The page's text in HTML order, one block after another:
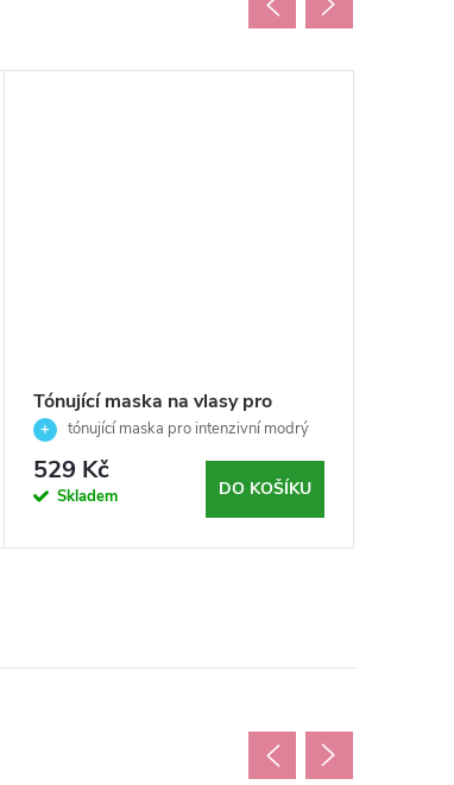
Tónující maska na vlasy pro
intenzivní modrý odstín ( Blue
190) - Nutri Color - Revlon
Professional -100ml
tónující maska pro intenzivní modrý
odstín (Blue 190) ✨
529 Kč
Skladem DO KOŠÍKU